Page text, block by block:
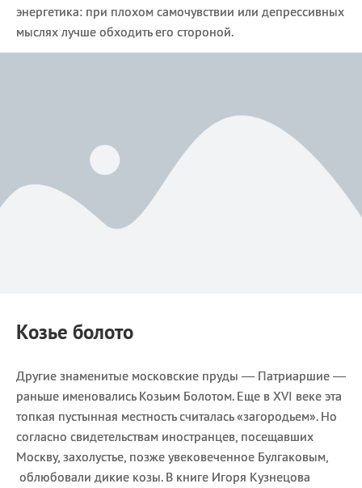
энергетика: при плохом самочувствии или депрессивных
мыслях лучше обходить его стороной.
Козье болото
Другие знаменитые московские пруды — Патриаршие —
раньше именовались Козьим Болотом. Еще в XVI веке эта
топкая пустынная местность считалась «загородьем». Но
согласно свидетельствам иностранцев, посещавших
Москву, захолустье, позже увековеченное Булгаковым,
облюбовали дикие козы. В книге Игоря Кузнецова